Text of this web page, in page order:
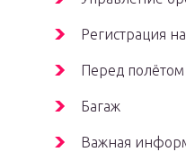
Регистрация
Перед полётом
Багаж
Важная